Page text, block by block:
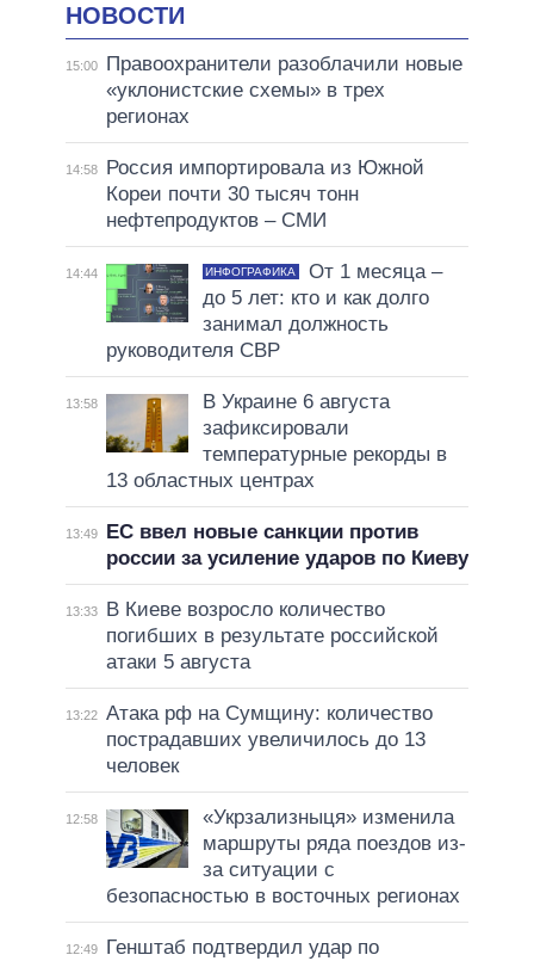
НОВОСТИ
15:00
Правоохранители разоблачили новые
«уклонистские схемы» в трех
регионах
14:58
Россия импортировала из Южной
Кореи почти 30 тысяч тонн
нефтепродуктов – СМИ
14:44 ИНФОГРАФИКА
От 1 месяца –
до 5 лет: кто и как долго
занимал должность
руководителя СВР
13:58
В Украине 6 августа
зафиксировали
температурные рекорды в
13 областных центрах
13:49
ЕС ввел новые санкции против
россии за усиление ударов по Киеву
13:33
В Киеве возросло количество
погибших в результате российской
атаки 5 августа
13:22 Атака рф на Сумщину: количество
пострадавших увеличилось до 13
человек
12:58
«Укрзализныця» изменила
маршруты ряда поездов из-
за ситуации с
безопасностью в восточных регионах
12:49
Генштаб подтвердил удар по